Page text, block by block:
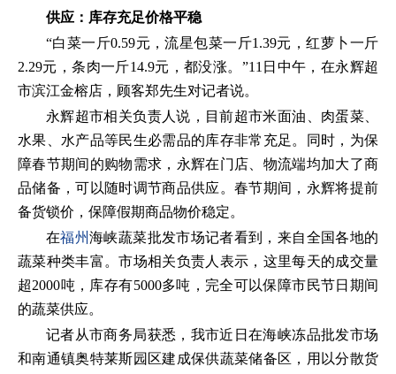
供应：库存充足价格平稳
“白菜一斤0.59元，流星包菜一斤1.39元，红萝卜一斤
2.29元，条肉一斤14.9元，都没涨。”11日中午，在永辉超
市滨江金榕店，顾客郑先生对记者说。
永辉超市相关负责人说，目前超市米面油、肉蛋菜、
水果、水产品等民生必需品的库存非常充足。同时，为保
障春节期间的购物需求，永辉在门店、物流端均加大了商
品储备，可以随时调节商品供应。春节期间，永辉将提前
备货锁价，保障假期商品物价稳定。
在福州海峡蔬菜批发市场记者看到，来自全国各地的
蔬菜种类丰富。市场相关负责人表示，这里每天的成交量
超2000吨，库存有5000多吨，完全可以保障市民节日期间
的蔬菜供应。
记者从市商务局获悉，我市近日在海峡冻品批发市场
和南通镇奥特莱斯园区建成保供蔬菜储备区，用以分散货